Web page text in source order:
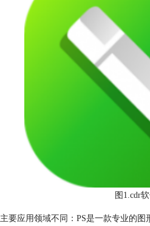
图1.cdr
主要应用领域不同：PS是一款专业的